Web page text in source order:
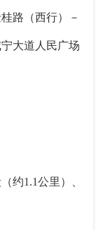
路（西行）－
大道人民广场
约1.1公里）、